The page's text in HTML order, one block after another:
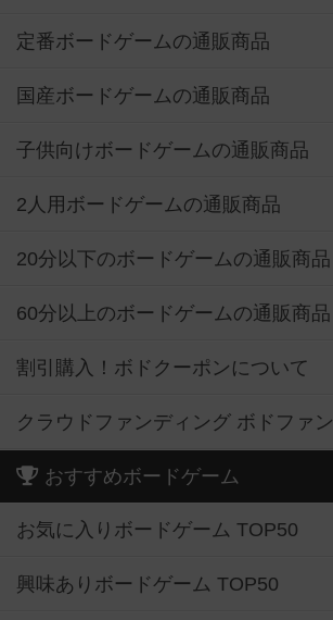
定番ボードゲームの通販商品
国産ボードゲームの通販商品
子供向けボードゲームの通販商品
2人用ボードゲームの通販商品
20分以下のボードゲームの通販商品
60分以上のボードゲームの通販商品
割引購入！ボドクーポンについて
クラウドファンディング ボドファン
おすすめボードゲーム
お気に入りボードゲーム TOP50
興味ありボードゲーム TOP50